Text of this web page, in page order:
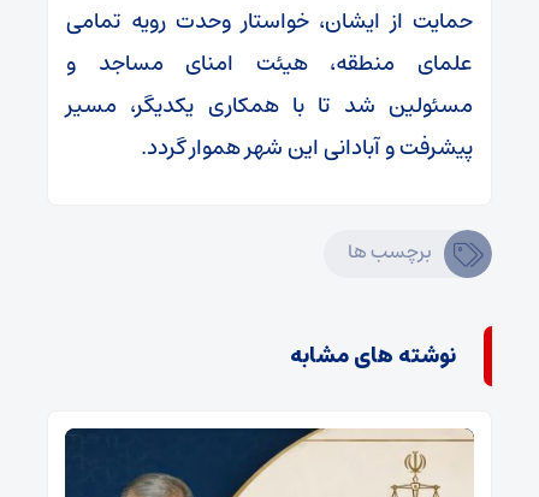
حمایت از ایشان، خواستار وحدت رویه تمامی
علمای منطقه، هیئت امنای مساجد و
مسئولین شد تا با همکاری یکدیگر، مسیر
پیشرفت و آبادانی این شهر هموار گردد.
برچسب ها
نوشته های مشابه